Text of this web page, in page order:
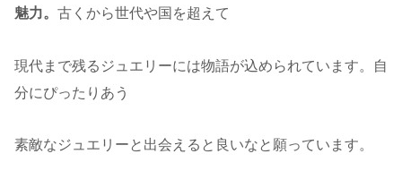
魅力。 古くから世代や国を超えて
現代まで残るジュエリーには物語が込められています。自
分にぴったりあう
素敵なジュエリーと出会えると良いなと願っています。